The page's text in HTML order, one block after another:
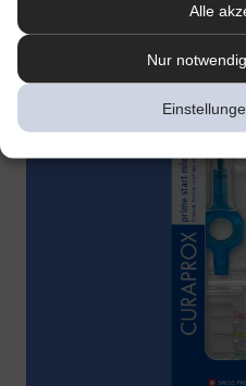
Alle
Nur